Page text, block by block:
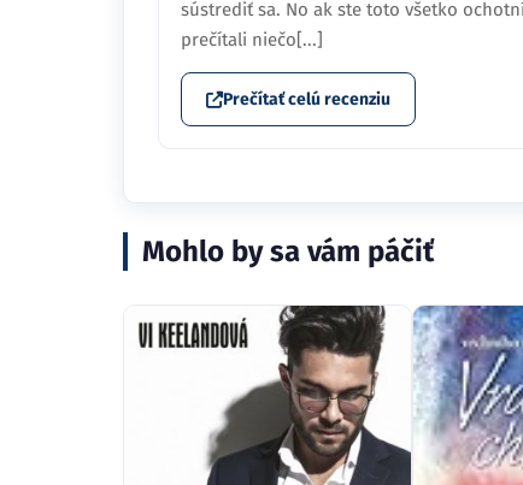
sústrediť sa. No ak ste toto všetko
prečítali niečo[...]
Prečítať celú recenziu
Mohlo by sa vám páčiť